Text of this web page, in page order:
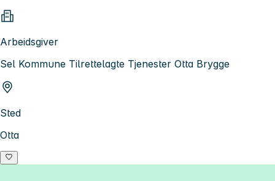
Arbeidsgiver
Sel Kommune Tilrettelagte Tjenester Otta Brygge
Sted
Otta